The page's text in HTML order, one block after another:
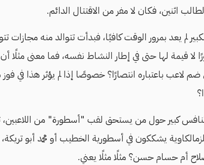
اثنين، فكان لا مفر من الاقتتال الدائم.
لم يعد بمرور الوقت كافيًا، فبدأت تتوالد منه مجازات
قيمة لها حتى في إطار النشاط نفسه، فما معنى مثلًا
لاعب باعتباره انتصارًا؟ خصوصًا إذا لم يؤثر هذا في فوز
تنافس كبير حول من يستحق لقب "أسطورة" من اللاعبين،
يشككون في أسطورية الخطيب أو محمد أبو
أم حسام حسن؟ مثلًا مثلًا يعني.